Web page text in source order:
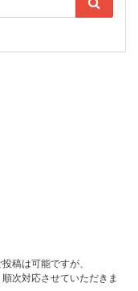
稿は可能ですが、
次対応させていただきま